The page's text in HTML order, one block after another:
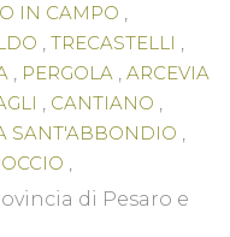
IN CAMPO ,
, TRECASTELLI ,
, PERGOLA , ARCEVIA
, CANTIANO ,
SANT'ABBONDIO ,
,
,
di Pesaro e